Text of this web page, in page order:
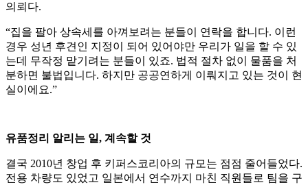
의뢰다.
“집을 팔아 상속세를 아껴보려는 분들이 연락을 합니다. 이런
경우 성년 후견인 지정이 되어 있어야만 우리가 일을 할 수 있
는데 무작정 맡기려는 분들이 있죠. 법적 절차 없이 물품을 처
분하면 불법입니다. 하지만 공공연하게 이뤄지고 있는 것이 현
실이에요.”
유품정리 알리는 일, 계속할 것
결국 2010년 창업 후 키퍼스코리아의 규모는 점점 줄어들었다.
전용 차량도 있었고 일본에서 연수까지 마친 직원들로 팀을 구